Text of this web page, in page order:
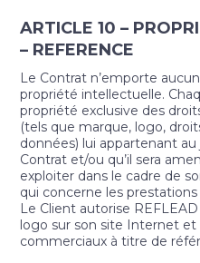
ARTICLE 10 –
– REFERENCE
Le Contrat n’emporte
propriété intellectuelle.
propriété exclusive des
(tels que marque, logo,
données) lui appartenant
Contrat et/ou qu’il sera
exploiter dans le cadre de
qui concerne les
Le Client autorise
logo sur son site Internet
commerciaux à titre de